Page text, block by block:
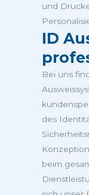
und
ID
Bei uns
des
beim